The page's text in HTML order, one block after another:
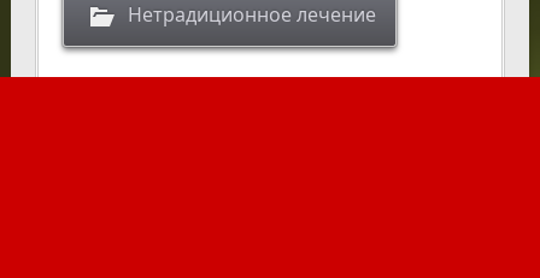
Нетрадиционное лечение